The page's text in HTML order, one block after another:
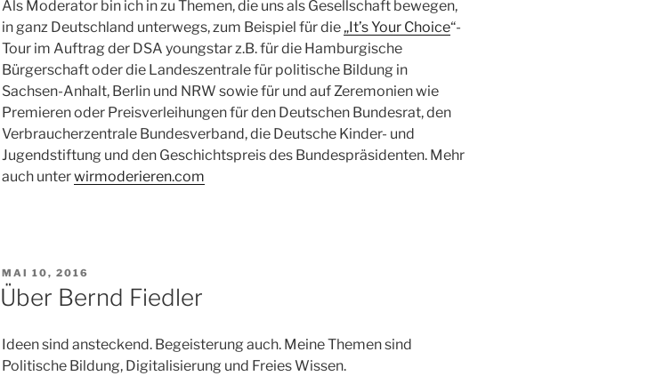
Als Moderator bin ich in zu Themen, die uns als Gesellschaft bewegen,
in ganz Deutschland unterwegs, zum Beispiel für die „It’s Your Choice“-
Tour im Auftrag der DSA youngstar z.B. für die Hamburgische
Bürgerschaft oder die Landeszentrale für politische Bildung in
Sachsen-Anhalt, Berlin und NRW sowie für und auf Zeremonien wie
Premieren oder Preisverleihungen für den Deutschen Bundesrat, den
Verbraucherzentrale Bundesverband, die Deutsche Kinder- und
Jugendstiftung und den Geschichtspreis des Bundespräsidenten. Mehr
auch unterwirmoderieren.com
VERÖFFENTLICHT
AM
MAI 10, 2016
Über Bernd Fiedler
Ideen sind ansteckend. Begeisterung auch. Meine Themen sind
Politische Bildung, Digitalisierung und Freies Wissen.